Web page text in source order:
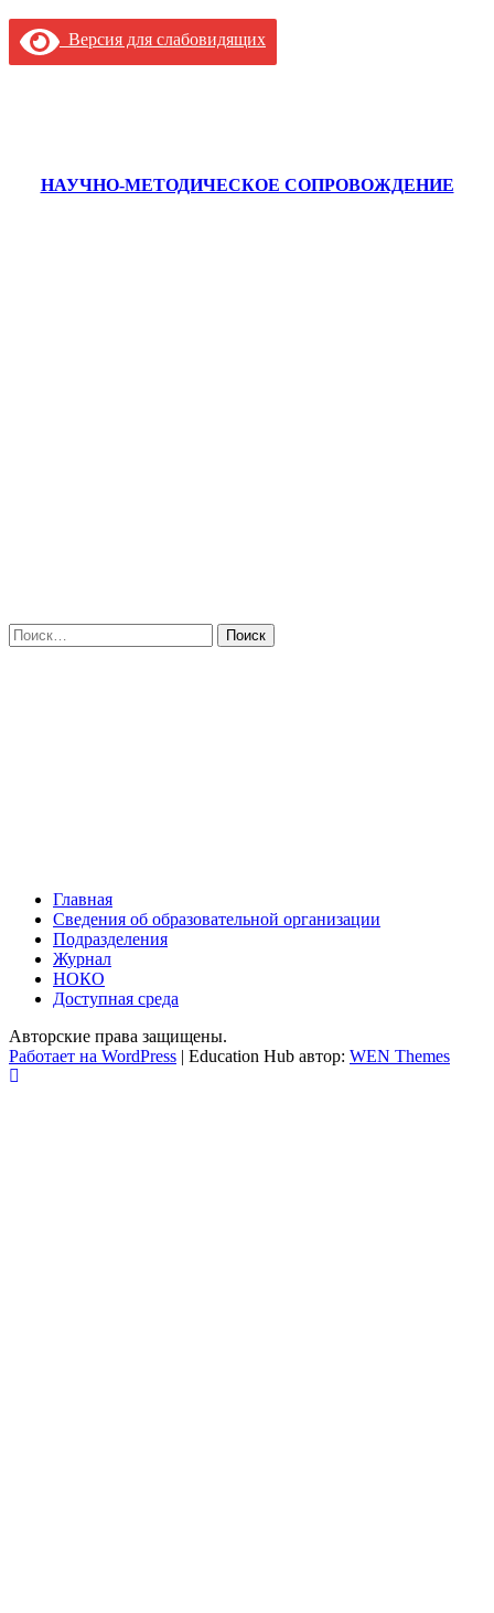
Версия для слабовидящих
НАУЧНО-МЕТОДИЧЕСКОЕ СОПРОВОЖДЕНИЕ
Искать:
Главная
Сведения об образовательной организации
Подразделения
Журнал
НОКО
Доступная среда
Авторские права защищены.
Работает на WordPress | Education Hub автор: WEN Themes